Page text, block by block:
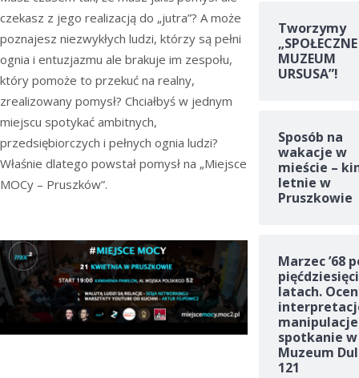
czekasz z jego realizacją do „jutra”? A może
poznajesz niezwykłych ludzi, którzy są pełni
ognia i entuzjazmu ale brakuje im zespołu,
który pomoże to przekuć na realny,
zrealizowany pomysł? Chciałbyś w jednym
miejscu spotykać ambitnych,
przedsiębiorczych i pełnych ognia ludzi?
Właśnie dlatego powstał pomysł na „Miejsce
MOCy – Pruszków”.
Tworzymy
„SPOŁECZNE
MUZEUM
URSUSA”!
Sposób na
wakacje w
mieście –
letnie w
Pruszkowie
Marzec ’68
latach.
spotkanie w
Muzeum
121